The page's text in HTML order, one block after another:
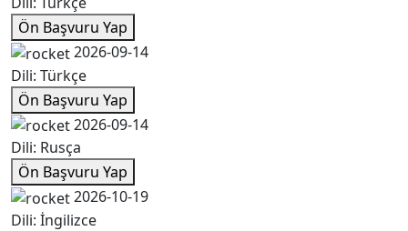
Ön Başvuru Yap
2026-09-14
Dili: Türkçe
Ön Başvuru Yap
2026-09-14
Dili: Rusça
Ön Başvuru Yap
2026-10-19
Dili: İngilizce